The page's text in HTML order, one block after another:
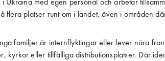
flera platser runt om i landet, även i områden
familjer är internflyktingar eller lever nära
kyrkor eller tillfälliga distributionsplatser. Där